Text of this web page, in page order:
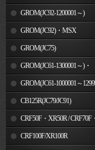
GROM(JC92-1200001～)
GROM(JC92)・MSX
GROM(MLHJC92)
GROM(JC75)
GROM(JC61-1300001～)・
MSX125SF
GROM(JC61-1000001～
MSX125CB125R(JC79/JC91)
CRF50F・XR50R / CRF70F
CRF100F/XR100R